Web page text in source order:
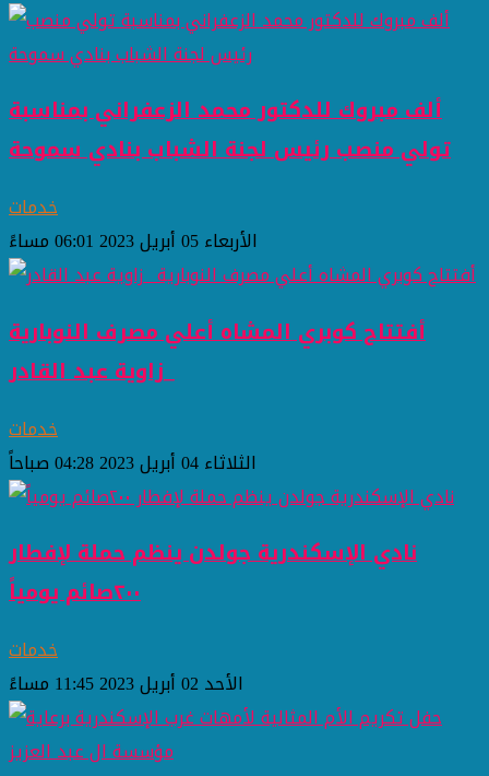
ألف مبروك للدكتور محمد الزعفراني بمناسبة
تولي منصب رئيس لجنة الشباب بنادي سموحة
خدمات
الأربعاء 05 أبريل 2023 06:01 مساءً
أفتتاح كوبري المشاه أعلي مصرف النوبارية
_زاوية عبد القادر
خدمات
الثلاثاء 04 أبريل 2023 04:28 صباحاً
نادي الإسكندرية جولدن ينظم حملة لإفطار
٢٠٠صائم يومياً
خدمات
الأحد 02 أبريل 2023 11:45 مساءً